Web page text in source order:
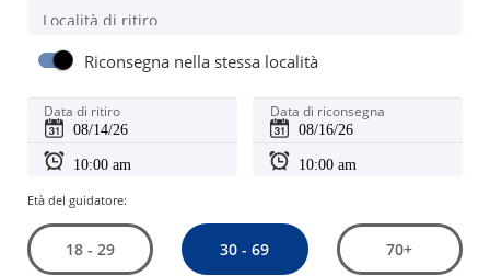
Località di ritiro
Riconsegna nella stessa località
Data di ritiro Data di riconsegna
Età del guidatore:
18 - 29 30 - 69 70+